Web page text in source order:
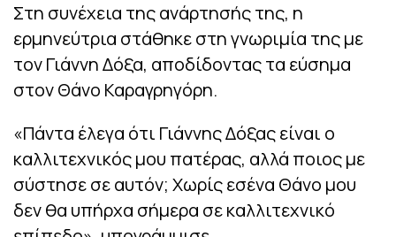
Στη συνέχεια της ανάρτησής της, η
ερμηνεύτρια στάθηκε στη γνωριμία της με
τον Γιάννη Δόξα, αποδίδοντας τα εύσημα
στον Θάνο Καραγρηγόρη.
«Πάντα έλεγα ότι Γιάννης Δόξας είναι ο
καλλιτεχνικός μου πατέρας, αλλά ποιος με
σύστησε σε αυτόν; Χωρίς εσένα Θάνο μου
δεν θα υπήρχα σήμερα σε καλλιτεχνικό